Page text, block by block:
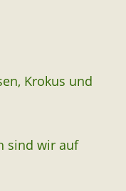
Krokus und
sind wir auf